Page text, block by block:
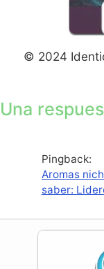
© 2024
Una
Pingback:
Aromas
saber: